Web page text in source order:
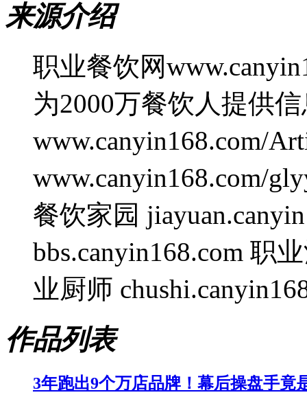
来源介绍
职业餐饮网
为2000万餐饮人提供
www.canyin168.com/
www.canyin168.com/
餐饮家园
bbs.canyin168.com 职
业厨师
作品列表
3年跑出9个万店品牌！幕后操盘手